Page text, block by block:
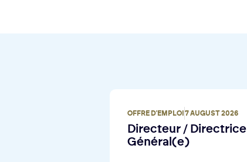
OFFRE D'EMPLOI 7 AUGUST 2026
Directeur / Directrice
Général(e)